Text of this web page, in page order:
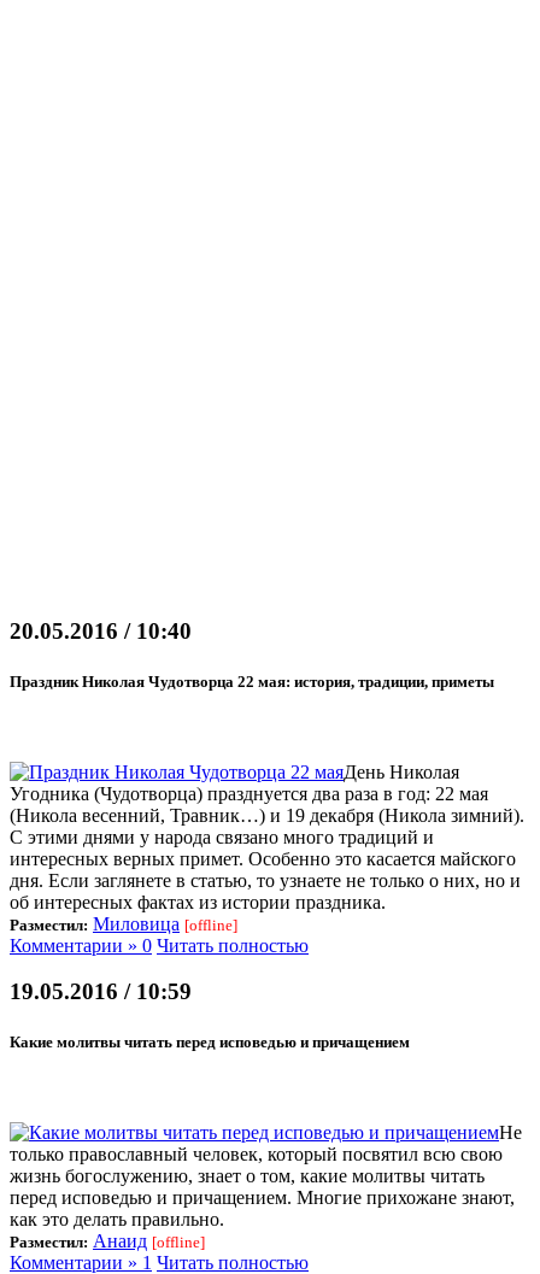
20.05.2016 / 10:40
Праздник Николая Чудотворца 22 мая: история, традиции, приметы
День Николая
Угодника (Чудотворца) празднуется два раза в год: 22 мая
(Никола весенний, Травник…) и 19 декабря (Никола зимний).
С этими днями у народа связано много традиций и
интересных верных примет. Особенно это касается майского
дня. Если заглянете в статью, то узнаете не только о них, но и
об интересных фактах из истории праздника.
Разместил: Миловица [offline]
Комментарии » 0 Читать полностью
19.05.2016 / 10:59
Какие молитвы читать перед исповедью и причащением
Не
только православный человек, который посвятил всю свою
жизнь богослужению, знает о том, какие молитвы читать
перед исповедью и причащением. Многие прихожане знают,
как это делать правильно.
Разместил: Анаид [offline]
Комментарии » 1 Читать полностью